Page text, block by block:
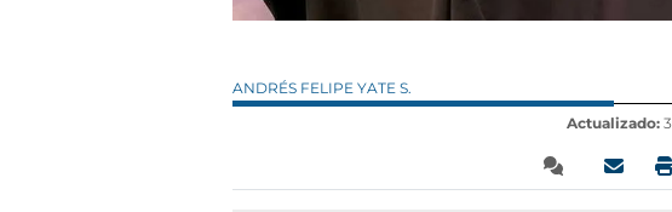
ANDRÉS FELIPE YATE S.
Actualizado: